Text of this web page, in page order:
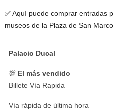
✅ Aquí puede comprar entradas
museos de la Plaza de San
Palacio Ducal
💯 El más vendido
Billete Vía Rapida
Vía rápida de última hora